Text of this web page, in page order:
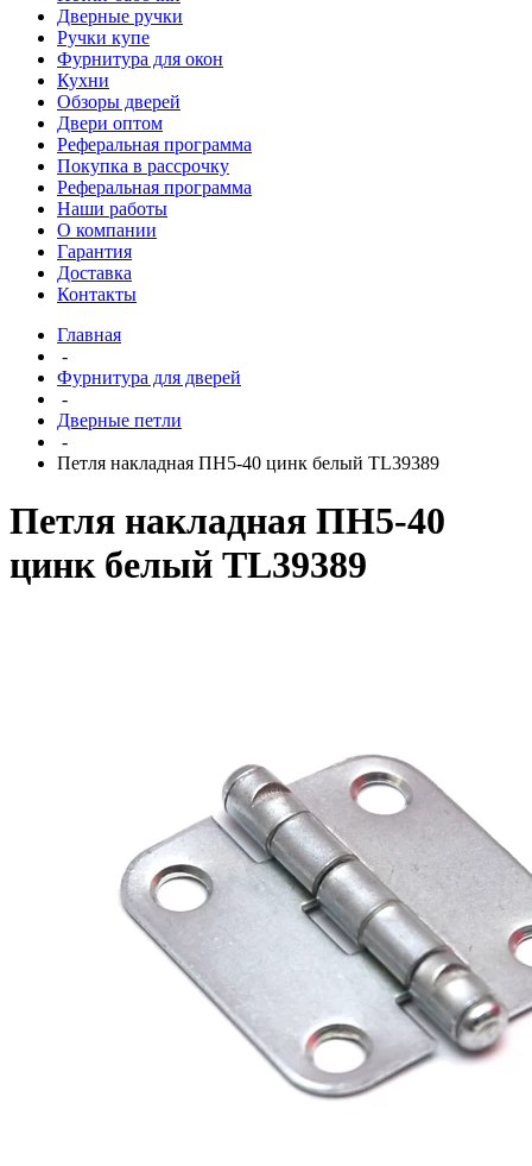
Дверные ручки
Ручки купе
Фурнитура для окон
Кухни
Обзоры дверей
Двери оптом
Реферальная программа
Покупка в рассрочку
Реферальная программа
Наши работы
О компании
Гарантия
Доставка
Контакты
Главная
-
Фурнитура для дверей
-
Дверные петли
-
Петля накладная ПН5-40 цинк белый TL39389
Петля накладная ПН5-40
цинк белый TL39389